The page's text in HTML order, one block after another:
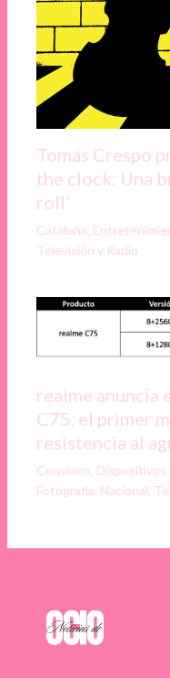
Tomás Crespo
the clock: Una
roll’
Cataluña,
Televisión y Radio
realme anuncia
C75, el primer
resistencia al
Consumo, Dispositivos
Fotografía, Nacional,